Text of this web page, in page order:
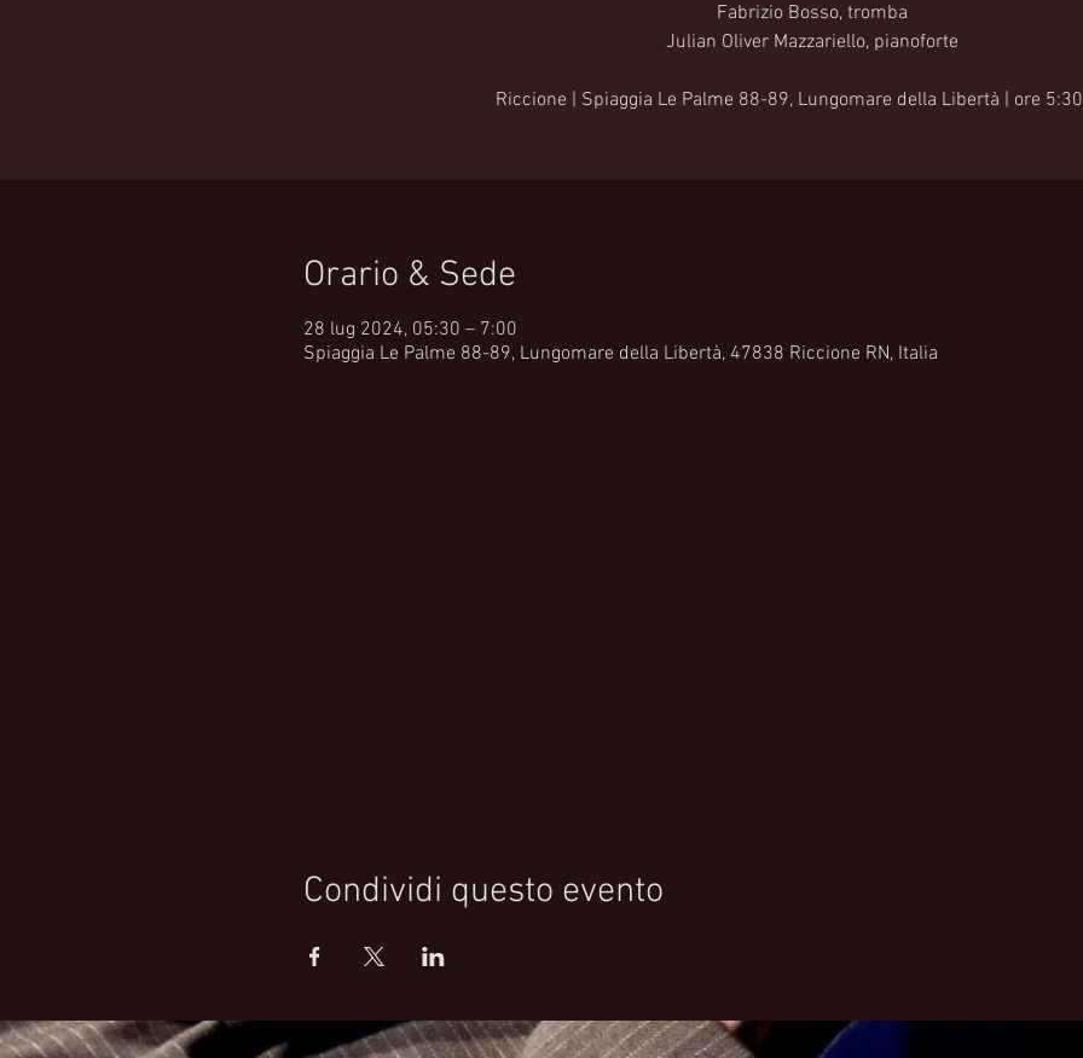
Fabrizio Bosso, tromba
Julian Oliver Mazzariello, pianoforte
Riccione | Spiaggia Le Palme 88-89, Lungomare della Libertà | ore
Orario & Sede
28 lug 2024, 05:30 – 7:00
Spiaggia Le Palme 88-89, Lungomare della Libertà, 47838 Riccione RN, Italia
Condividi questo evento